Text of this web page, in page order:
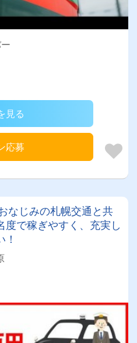
見る
応募
なじみの札幌交通と共
で稼ぎやすく、充実し